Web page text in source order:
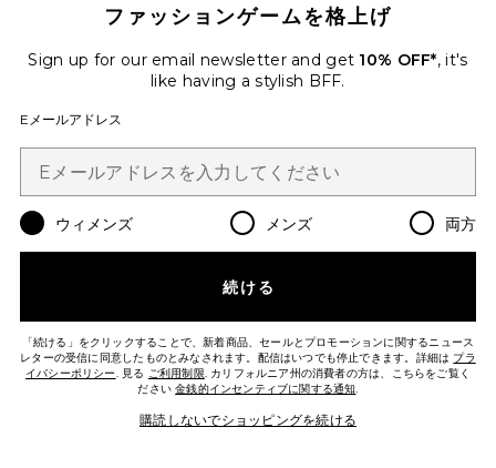
LEGENDARY LONGWEAR LIP
LINER リップライナー
PAT McGRATH LABS
$29
Favorite INTENSE MATTE リップペンシル
ファッションゲームを格上げ
Sign up for our email newsletter and get 10% OFF*, it's
like having a stylish BFF.
Eメールアドレス
ウィメンズ メンズ 両方
続ける
「続ける」をクリックすることで、新着商品、セールとプロモーションに関するニュース
レターの受信に同意したものとみなされます。配信はいつでも停止できます。詳細は プラ
イバシーポリシー. 見る ご利用制限. カリフォルニア州の消費者の方は、こちらをご覧く
ださい金銭的インセンティブに関する通知.
購読しないでショッピングを続ける